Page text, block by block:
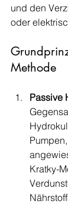
und den
oder
Methode
Passive
Kratky-